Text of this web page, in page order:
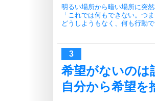
明るい場所から暗い場所に突
「これでは何もできない。つ
どうしようもなく、何も行動で
希望がないのは
自分から希望を